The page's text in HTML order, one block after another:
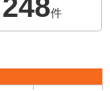
248件